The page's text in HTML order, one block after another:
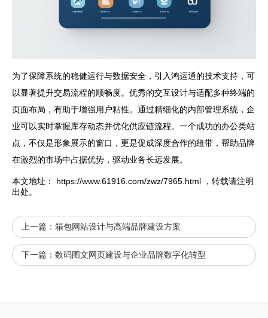
为了保障系统的稳健运行与数据安全，引入鸿运通的技术支持，可
以显著提升交易流程的顺畅度。优秀的交互设计与适配多种终端的
页面布局，有助于增强用户粘性。通过精细化的内部管理系统，企
业可以实时掌握库存动态并优化供应链流程。一个成功的办公类站
点，不仅是形象展示的窗口，更是促成深度合作的纽带，帮助品牌
在激烈的市场中占据优势，驱动业务长远发展。
本文地址： https://www.61916.com/zwz/7965.html
，转载请注明
出处。
上一篇： 箱包网站设计与高端品牌建设方案
下一篇： 数码图文网页建设与企业品牌数字化转型